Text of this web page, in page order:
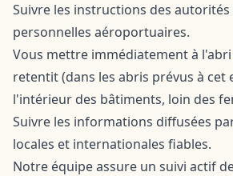
Suivre les instructions des autorités
personnelles aéroportuaires.
Vous mettre immédiatement à
retentit (dans les abris prévus à cet
l'intérieur des bâtiments, loin des
Suivre les informations diffusées
locales et internationales fiables.
Notre équipe assure un suivi actif